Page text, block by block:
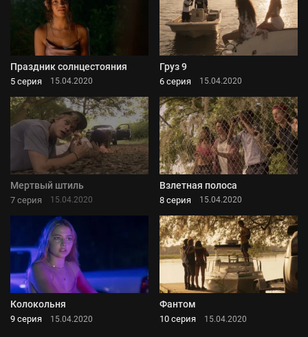
Праздник солнцестояния
5 серия 15.04.2020
Груз 9
6 серия 15.04.2020
Мертвый штиль
7 серия 15.04.2020
Взлетная полоса
8 серия 15.04.2020
Колокольня
9 серия 15.04.2020
Фантом
10 серия 15.04.2020